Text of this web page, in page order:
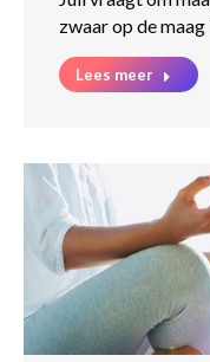
zwaar op de
Lees meer